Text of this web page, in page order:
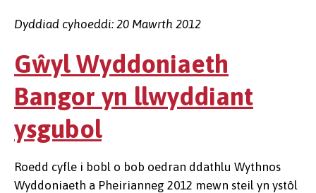
Dyddiad cyhoeddi: 20 Mawrth 2012
Gŵyl Wyddoniaeth
Bangor yn llwyddiant
ysgubol
Roedd cyfle i bobl o bob oedran ddathlu Wythnos
Wyddoniaeth a Pheirianneg 2012 mewn steil yn ystôl